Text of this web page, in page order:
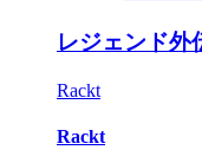
レジェンド外
Rackt
Rackt